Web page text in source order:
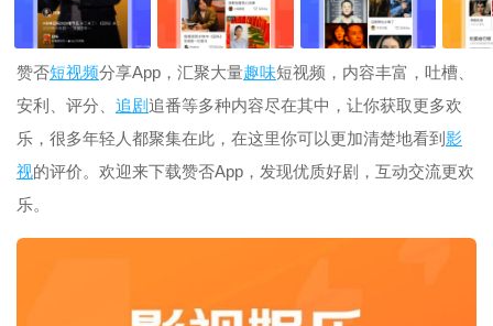
赞否短视频分享App，汇聚大量趣味短视频，内容丰富，吐槽、
安利、评分、 追剧追番等多种内容尽在其中，让你获取更多欢
乐，很多年轻人都聚集在此，在这里你可以更加清楚地看到 影
视的评价。欢迎来下载赞否App，发现优质好剧，互动交流更欢
乐。